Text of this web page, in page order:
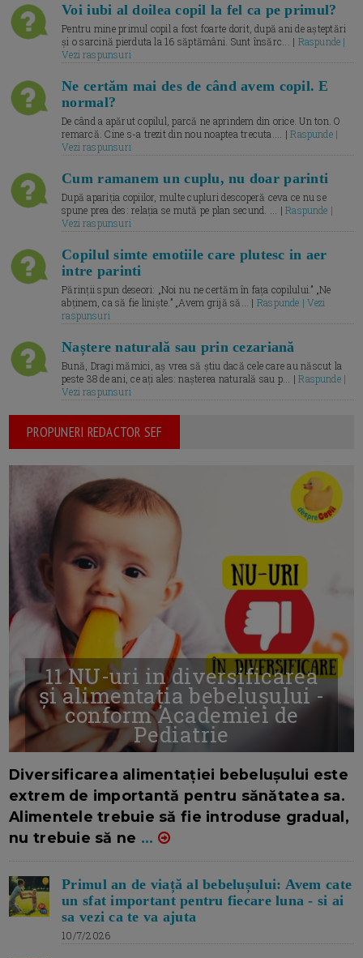
Voi iubi al doilea copil la fel ca pe primul?
Pentru mine primul copil a fost foarte dorit, după ani de așteptări
și o sarcină pierduta la 16 săptămâni. Sunt însărc... | Raspunde |
Vezi raspunsuri
Ne certăm mai des de când avem copil. E
normal?
De când a apărut copilul, parcă ne aprindem din orice. Un ton. O
remarcă. Cine s-a trezit din nou noaptea trecuta.... |Raspunde |
Vezi raspunsuri
Cum ramanem un cuplu, nu doar parinti
După apariția copiilor, multe cupluri descoperă ceva ce nu se
spune prea des: relația se mută pe plan secund. ... |Raspunde |
Vezi raspunsuri
Copilul simte emotiile care plutesc in aer
intre parinti
Părinții spun deseori: „Noi nu ne certăm în fața copilului.” „Ne
abținem, ca să fie liniște.” „Avem grijă să... | Raspunde | Vezi
raspunsuri
Naștere naturală sau prin cezariană
Bună, Dragi mămici, aș vrea să știu dacă cele care au născut la
peste 38 de ani, ce ați ales: nașterea naturală sau p... |Raspunde |
Vezi raspunsuri
PROPUNERI REDACTOR SEF
11 NU-uri in diversificarea
și alimentația bebelușului -
conform Academiei de
Pediatrie
Diversificarea alimentației bebelușului este
extrem de importantă pentru sănătatea sa.
Alimentele trebuie să fie introduse gradual,
nu trebuie să ne ...
Primul an de viață al bebelușului: Avem cate
un sfat important pentru fiecare luna - si ai
sa vezi ca te va ajuta
10/7/2026